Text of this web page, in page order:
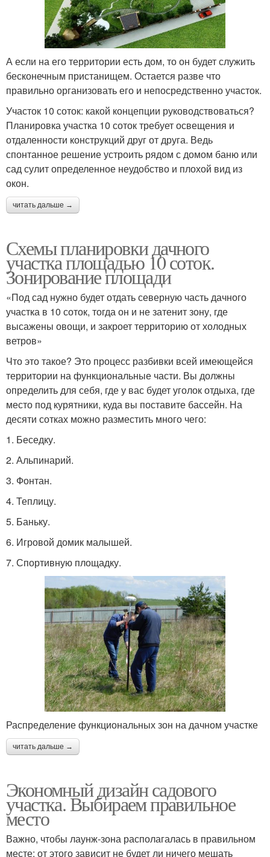
А если на его территории есть дом, то он будет служить
бесконечным пристанищем. Остается разве что
правильно организовать его и непосредственно участок.
Участок 10 соток: какой концепции руководствоваться?
Планировка участка 10 соток требует освещения и
отдаленности конструкций друг от друга. Ведь
спонтанное решение устроить рядом с домом баню или
сад сулит определенное неудобство и плохой вид из
окон.
читать дальше →
Схемы планировки дачного
участка площадью 10 соток.
Зонирование площади
«Под сад нужно будет отдать северную часть дачного
участка в 10 соток, тогда он и не затенит зону, где
высажены овощи, и закроет территорию от холодных
ветров»
Что это такое? Это процесс разбивки всей имеющейся
территории на функциональные части. Вы должны
определить для себя, где у вас будет уголок отдыха, где
место под курятники, куда вы поставите бассейн. На
десяти сотках можно разместить много чего:
1. Беседку.
2. Альпинарий.
3. Фонтан.
4. Теплицу.
5. Баньку.
6. Игровой домик малышей.
7. Спортивную площадку.
Распределение функциональных зон на дачном участке
читать дальше →
Экономный дизайн садового
участка. Выбираем правильное
место
Важно, чтобы лаунж-зона располагалась в правильном
месте: от этого зависит не будет ли ничего мешать